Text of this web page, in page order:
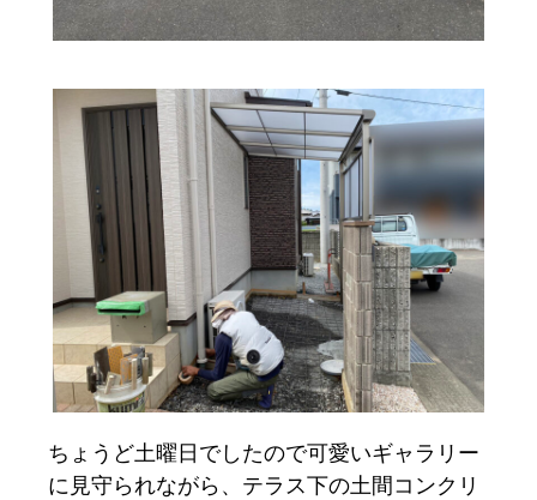
ちょうど土曜日でしたので可愛いギャラリー
に見守られながら、テラス下の土間コンクリ